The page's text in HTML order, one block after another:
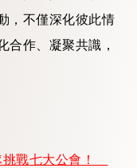
，不僅深化彼此情
合作、凝聚共識，
挑戰七大公會！